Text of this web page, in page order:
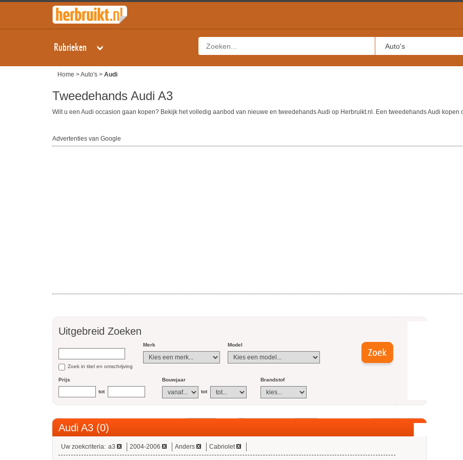
Rubrieken
Home >Auto's > Audi
Tweedehands Audi A3
Wilt u een Audi occasion gaan kopen? Bekijk het volledig aanbod van nieuwe en tweedehands Audi op Herbruikt.nl. Een tweedehands Audi kopen
Advertenties van Google
Uitgebreid Zoeken
Zoek in titel en omschrijving
Merk Model
Prijs
tot
Bouwjaar
tot
Brandstof
Audi A3 (0)
Uw zoekcriteria: a3 2004-2006 Anders Cabriolet